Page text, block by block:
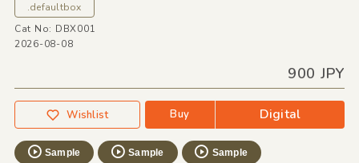
.defaultbox
Cat No: DBX001
2026-08-08
900 JPY
Wishlist Buy Digital
Sample Sample Sample